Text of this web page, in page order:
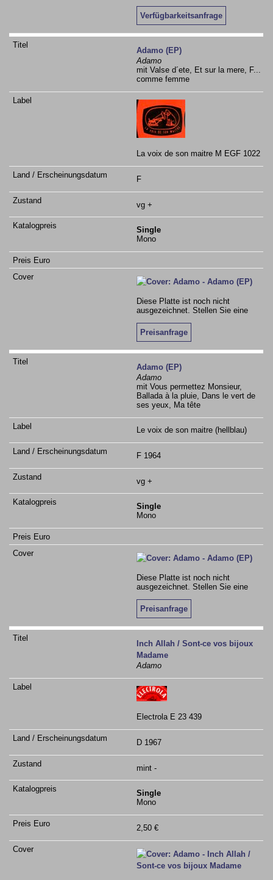
Verfügbarkeitsanfrage
Adamo (EP)
Adamo
mit Valse d´ete, Et sur la mere, F...
comme femme
La voix de son maitre M EGF 1022
F
vg +
Single
Mono
Diese Platte ist noch nicht
ausgezeichnet. Stellen Sie eine
Preisanfrage
Adamo (EP)
Adamo
mit Vous permettez Monsieur,
Ballada à la pluie, Dans le vert de
ses yeux, Ma tête
Le voix de son maitre (hellblau)
F 1964
vg +
Single
Mono
Diese Platte ist noch nicht
ausgezeichnet. Stellen Sie eine
Preisanfrage
Inch Allah / Sont-ce vos bijoux
Madame
Adamo
Electrola E 23 439
D 1967
mint -
Single
Mono
2,50 €